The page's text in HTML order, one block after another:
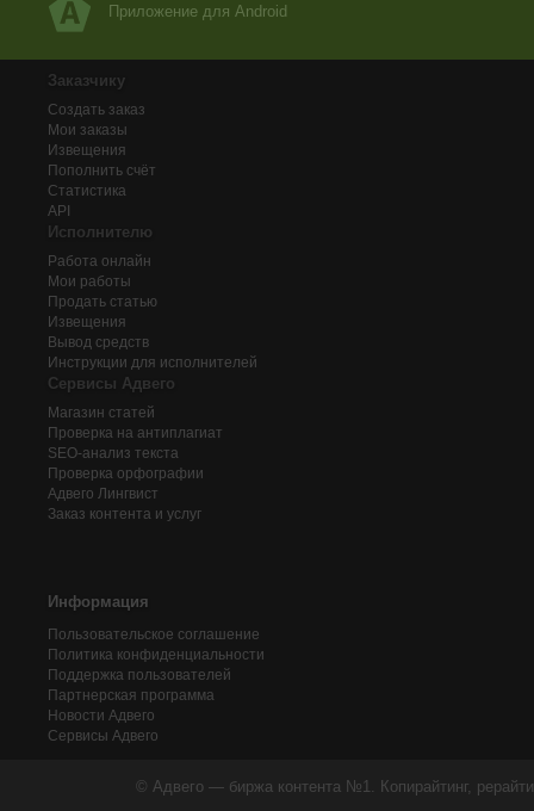
Приложение для Android
Заказчику
Создать заказ
Мои заказы
Извещения
Пополнить счёт
Статистика
API
Исполнителю
Работа онлайн
Мои работы
Продать статью
Извещения
Вывод средств
Инструкции для исполнителей
Сервисы Адвего
Магазин статей
Проверка на антиплагиат
SEO-анализ текста
Проверка орфографии
Адвего Лингвист
Заказ контента и услуг
Информация
Пользовательское соглашение
Политика конфиденциальности
Поддержка пользователей
Партнерская программа
Новости Адвего
Сервисы Адвего
© Адвего — биржа контента №1. Копирайтинг,